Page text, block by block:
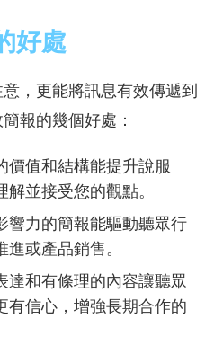
好處
，更能將訊息有效傳遞到
報的幾個好處：
價值和結構能提升說服
並接受您的觀點。
響力的簡報能驅動聽眾行
或產品銷售。
達和有條理的內容讓聽眾
有信心，增強長期合作的